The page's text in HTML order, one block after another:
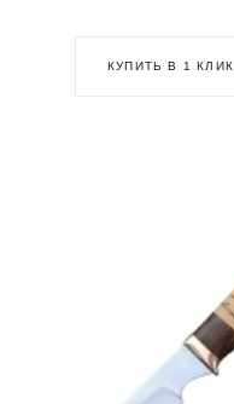
КУПИТЬ В 1 КЛИК